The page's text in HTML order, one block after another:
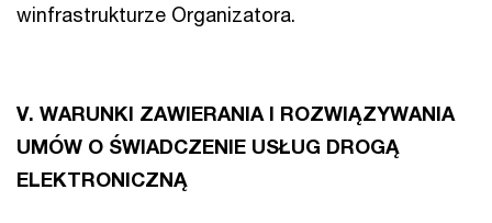
winfrastrukturze Organizatora.
V. WARUNKI ZAWIERANIA I ROZWIĄZYWANIA
UMÓW O ŚWIADCZENIE USŁUG DROGĄ
ELEKTRONICZNĄ